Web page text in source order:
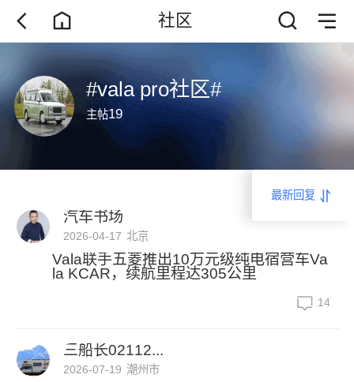
社区
#vala pro社区#
主帖19
最新回复
汽车书场
2026-04-17 北京
Vala联手五菱推出10万元级纯电宿营车Va
la KCAR，续航里程达305公里
14
三船长02112...
2026-07-19 潮州市